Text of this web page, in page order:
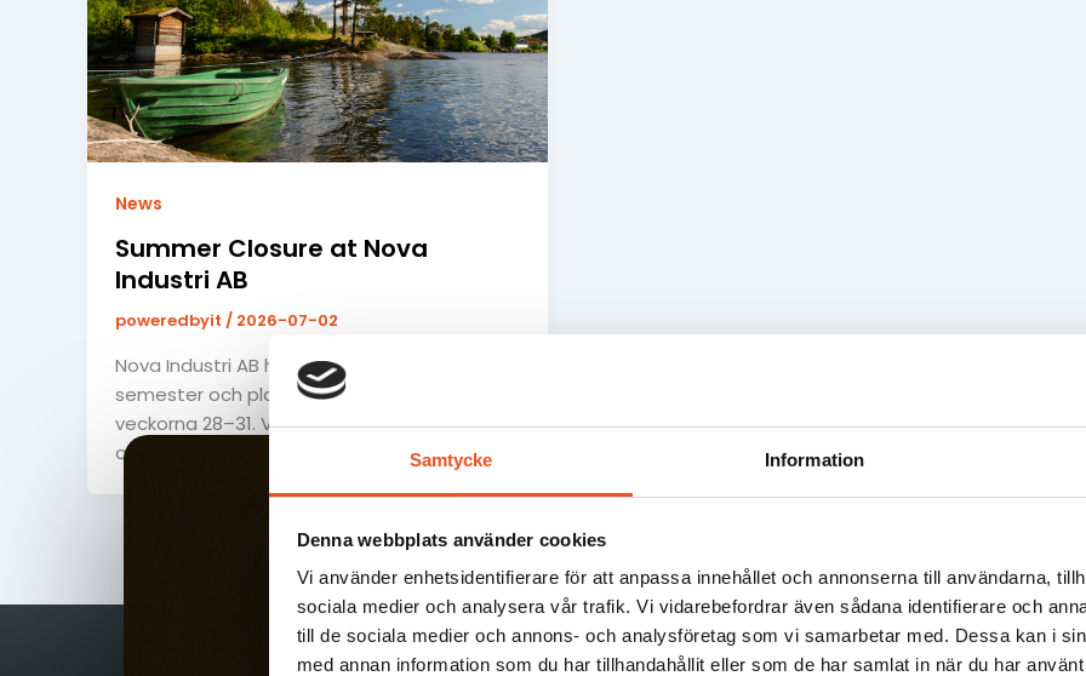
Samtycke Information
Denna webbplats använder cookies
Vi använder enhetsidentifierare för att anpassa innehållet och annonserna till användarna,
sociala medier och analysera vår trafik. Vi vidarebefordrar även sådana identifierare och
till de sociala medier och annons- och analysföretag som vi samarbetar med. Dessa kan i
med annan information som du har tillhandahållit eller som de har samlat in när du har
News
Summer Closure at Nova
Industri AB
poweredbyit / 2026-07-02
Nova Industri AB håller sommarstängt för
semester och planerat underhåll under
veckorna 28–31. Vi är tillbaka och återgår till
ordinarie […]
Frågor?